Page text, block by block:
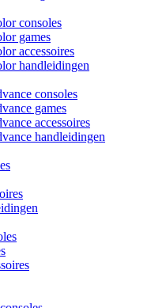
consoles
games
accessoires
handleidingen
consoles
games
accessoires
handleidingen